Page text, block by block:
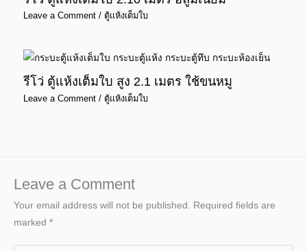
Leave a Comment / ตู้แห้งเต็มใบ
รีโว่ ตู้แห้งเต็มใบ สูง 2.1 เมตร ใช้ขนหมู
Leave a Comment / ตู้แห้งเต็มใบ
Leave a Comment
Your email address will not be published.
Required fields are
marked *